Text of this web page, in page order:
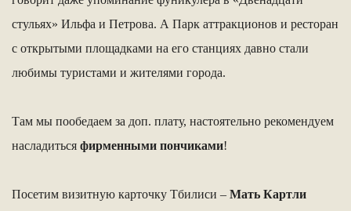
стульях» Ильфа и Петрова. А Парк аттракционов и ресторан
с открытыми площадками на его станциях давно стали
любимы туристами и жителями города.
Там мы пообедаем за доп. плату, настоятельно рекомендуем
насладиться фирменными пончиками!
Посетим визитную карточку Тбилиси – Мать Картли